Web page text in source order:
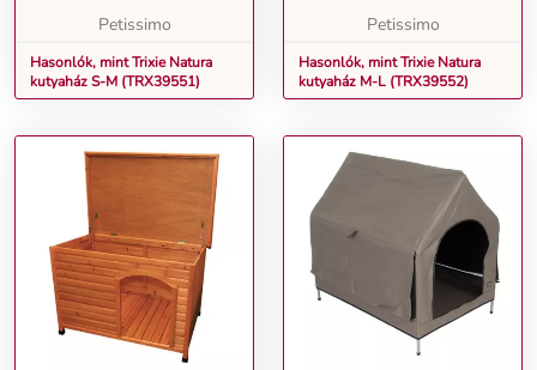
Petissimo
Hasonlók, mint Trixie Natura
kutyaház S-M (TRX39551)
Petissimo
Hasonlók, mint Trixie Natura
kutyaház M-L (TRX39552)